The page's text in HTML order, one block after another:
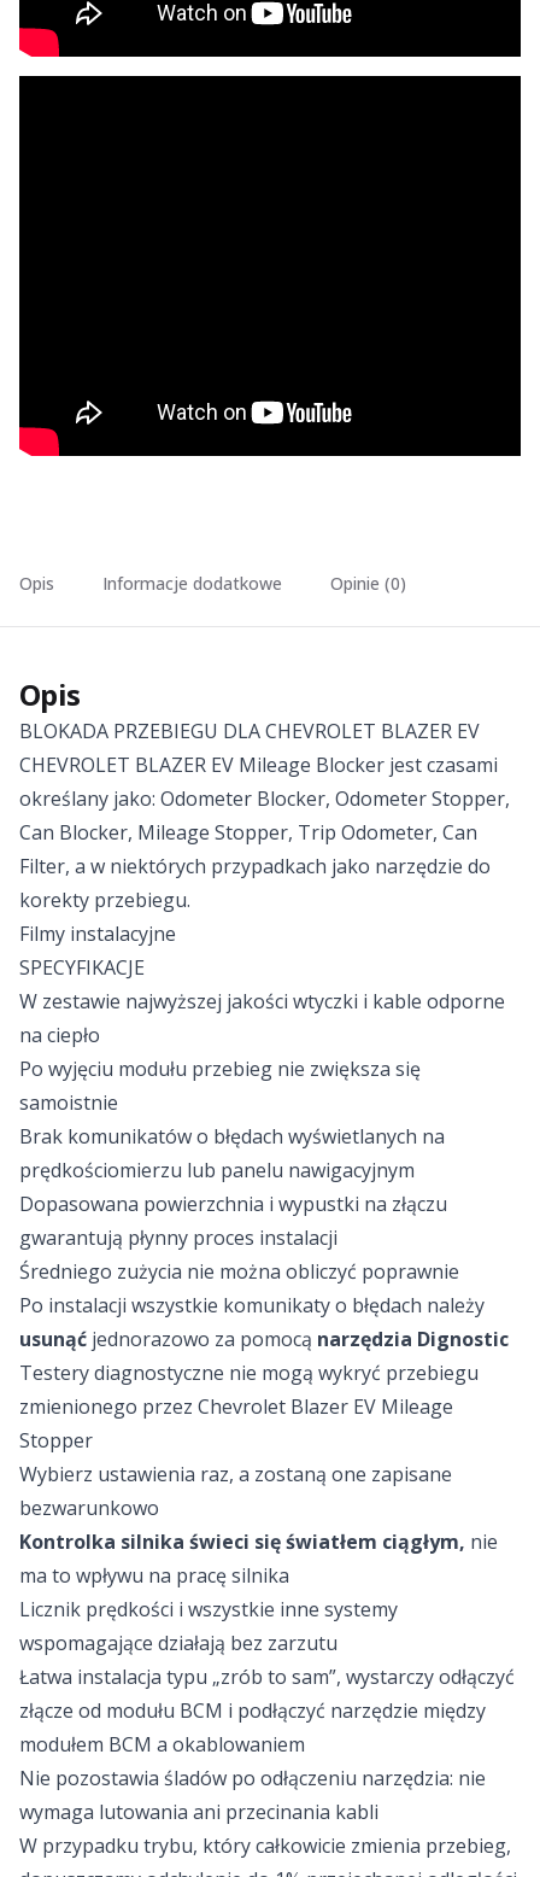
Opis Informacje dodatkowe Opinie (0)
Opis
BLOKADA PRZEBIEGU DLA CHEVROLET BLAZER EV
CHEVROLET BLAZER EV Mileage Blocker jest czasami
określany jako: Odometer Blocker, Odometer Stopper,
Can Blocker, Mileage Stopper, Trip Odometer, Can
Filter, a w niektórych przypadkach jako narzędzie do
korekty przebiegu.
Filmy instalacyjne
SPECYFIKACJE
W zestawie najwyższej jakości wtyczki i kable odporne
na ciepło
Po wyjęciu modułu przebieg nie zwiększa się
samoistnie
Brak komunikatów o błędach wyświetlanych na
prędkościomierzu lub panelu nawigacyjnym
Dopasowana powierzchnia i wypustki na złączu
gwarantują płynny proces instalacji
Średniego zużycia nie można obliczyć poprawnie
Po instalacji wszystkie komunikaty o błędach należy
usunąć jednorazowo za pomocą narzędzia Dignostic
Testery diagnostyczne nie mogą wykryć przebiegu
zmienionego przez Chevrolet Blazer EV Mileage
Stopper
Wybierz ustawienia raz, a zostaną one zapisane
bezwarunkowo
Kontrolka silnika świeci się światłem ciągłym, nie
ma to wpływu na pracę silnika
Licznik prędkości i wszystkie inne systemy
wspomagające działają bez zarzutu
Łatwa instalacja typu „zrób to sam”, wystarczy odłączyć
złącze od modułu BCM i podłączyć narzędzie między
modułem BCM a okablowaniem
Nie pozostawia śladów po odłączeniu narzędzia: nie
wymaga lutowania ani przecinania kabli
W przypadku trybu, który całkowicie zmienia przebieg,